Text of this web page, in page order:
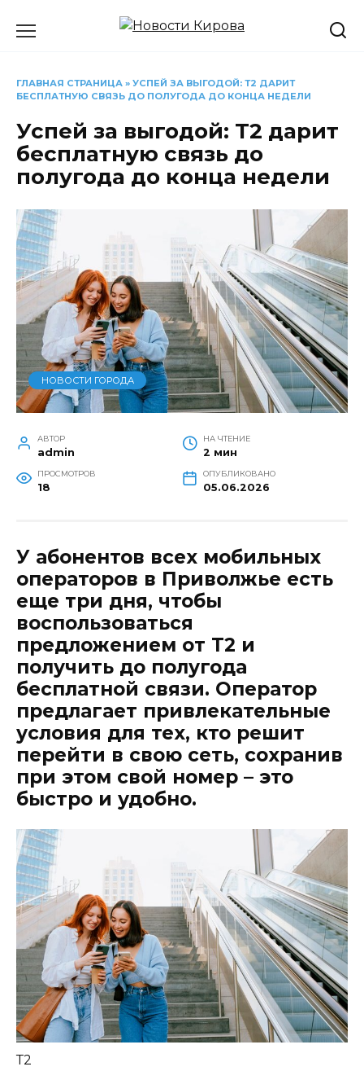
ГЛАВНАЯ СТРАНИЦА » УСПЕЙ ЗА ВЫГОДОЙ: Т2 ДАРИТ
БЕСПЛАТНУЮ СВЯЗЬ ДО ПОЛУГОДА ДО КОНЦА НЕДЕЛИ
Успей за выгодой: Т2 дарит
бесплатную связь до
полугода до конца недели
НОВОСТИ ГОРОДА
АВТОР
admin
НА ЧТЕНИЕ
2 мин
ПРОСМОТРОВ
18
ОПУБЛИКОВАНО
05.06.2026
У абонентов всех мобильных
операторов в Приволжье есть
еще три дня, чтобы
воспользоваться
предложением от Т2 и
получить до полугода
бесплатной связи. Оператор
предлагает привлекательные
условия для тех, кто решит
перейти в свою сеть, сохранив
при этом свой номер – это
быстро и удобно.
Т2